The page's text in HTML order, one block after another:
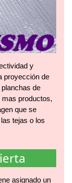
y
proyección de
de
mas productos,
que se
tejas o los
asignado un